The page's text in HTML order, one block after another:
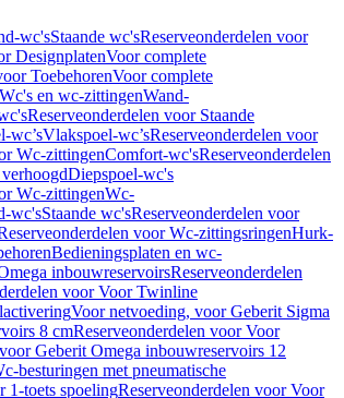
wc'sStaande wc'sReserveonderdelen voor
DesignplatenVoor complete
ToebehorenVoor complete
Wc's en wc-zittingenWand-
Reserveonderdelen voor Staande
wc’sVlakspoel-wc’sReserveonderdelen voor
Wc-zittingenComfort-wc'sReserveonderdelen
Diepspoel-wc's
Wc-zittingenWc-
wc'sStaande wc'sReserveonderdelen voor
voor Wc-zittingsringenHurk-
Bedieningsplaten en wc-
inbouwreservoirsReserveonderdelen
voor Voor Twinline
Voor netvoeding, voor Geberit Sigma
8 cmReserveonderdelen voor Voor
Geberit Omega inbouwreservoirs 12
besturingen met pneumatische
1-toets spoelingReserveonderdelen voor Voor